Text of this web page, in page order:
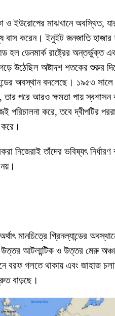
ও ইউরোপের মাঝখানে অবস্থিত,
করেন। ইনুইট জনজাতি হাজার
হল ডেনমার্ক রাষ্ট্রের অন্তর্ভুক্ত
উঠেছিল অষ্টাদশ শতকের শুরুর
অবস্থান বদলেছে। ১৯৫৩ সালে
পরে আরও ক্ষমতা পায় স্বশাসন
করে, তবে দ্বীপটির
করে।
নিজেরাই তাঁদের ভবিষ্যৎ
মানচিত্রে গ্রিনল্যান্ডের
উত্তর আটলান্টিক ও উত্তর মেরু
বরফ গলতে থাকায় এবং জাহাজ
বাড়ছে।